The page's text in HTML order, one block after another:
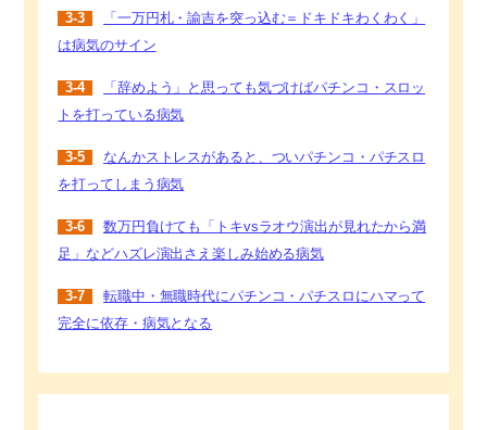
3-3
「一万円札・諭吉を突っ込む＝ドキドキわくわく」
は病気のサイン
3-4
「辞めよう」と思っても気づけばパチンコ・スロッ
トを打っている病気
3-5
なんかストレスがあると、ついパチンコ・パチスロ
を打ってしまう病気
3-6
数万円負けても「トキvsラオウ演出が見れたから満
足」などハズレ演出さえ楽しみ始める病気
3-7
転職中・無職時代にパチンコ・パチスロにハマって
完全に依存・病気となる